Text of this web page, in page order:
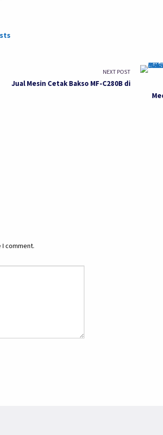
NEXT POST
Jual Mesin Cetak Bakso MF-C280B di
comment.